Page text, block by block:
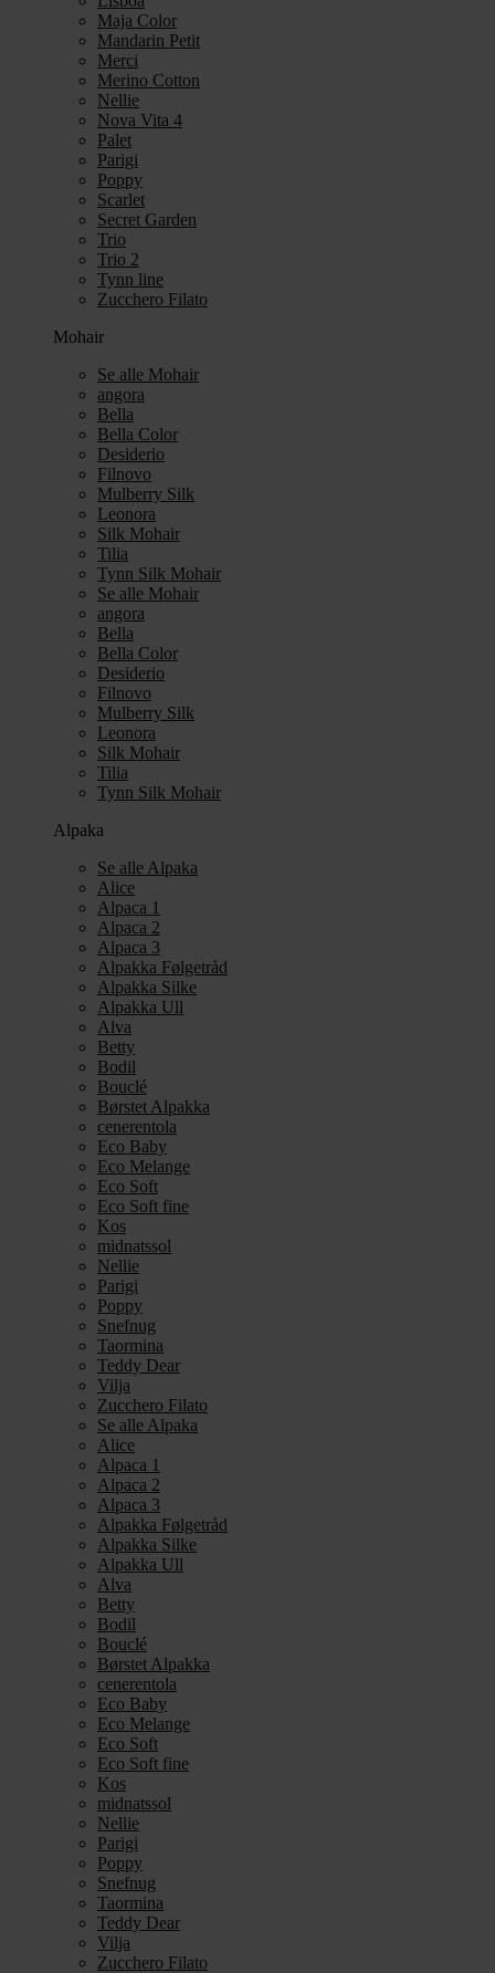
Maja Color
Mandarin Petit
Merci
Merino Cotton
Nellie
Nova Vita 4
Palet
Parigi
Poppy
Scarlet
Secret Garden
Trio
Trio 2
Tynn line
Zucchero Filato
Mohair
Se alle Mohair
angora
Bella
Bella Color
Desiderio
Filnovo
Mulberry Silk
Leonora
Silk Mohair
Tilia
Tynn Silk Mohair
Se alle Mohair
angora
Bella
Bella Color
Desiderio
Filnovo
Mulberry Silk
Leonora
Silk Mohair
Tilia
Tynn Silk Mohair
Alpaka
Se alle Alpaka
Alice
Alpaca 1
Alpaca 2
Alpaca 3
Alpakka Følgetråd
Alpakka Silke
Alpakka Ull
Alva
Betty
Bodil
Bouclé
Børstet Alpakka
cenerentola
Eco Baby
Eco Melange
Eco Soft
Eco Soft fine
Kos
midnatssol
Nellie
Parigi
Poppy
Snefnug
Taormina
Teddy Dear
Vilja
Zucchero Filato
Se alle Alpaka
Alice
Alpaca 1
Alpaca 2
Alpaca 3
Alpakka Følgetråd
Alpakka Silke
Alpakka Ull
Alva
Betty
Bodil
Bouclé
Børstet Alpakka
cenerentola
Eco Baby
Eco Melange
Eco Soft
Eco Soft fine
Kos
midnatssol
Nellie
Parigi
Poppy
Snefnug
Taormina
Teddy Dear
Vilja
Zucchero Filato